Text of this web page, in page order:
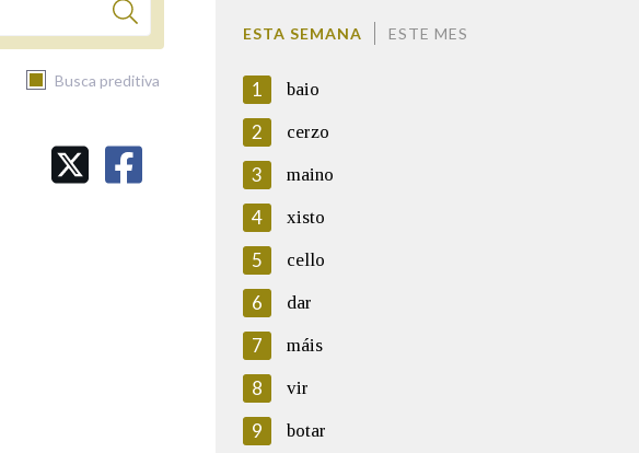
Busca preditiva
ESTA SEMANA ESTE MES
1 baio
2 cerzo
3 maino
4 xisto
5 cello
6 dar
7 máis
8 vir
9 botar